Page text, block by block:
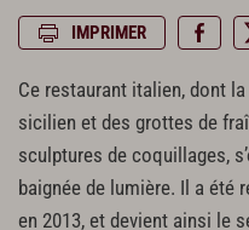
IMPRIMER
Ce restaurant italien, dont
sicilien et des grottes de
sculptures de coquillages,
baignée de lumière. Il a été
en 2013, et devient ainsi le